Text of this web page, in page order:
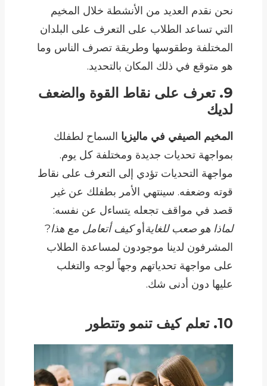
نحن نقدم العديد من الأنشطة خلال المخيم
التي تساعد الطلاب على التعرف على البلدان
المختلفة وطقوسها وطريقة تصرف الناس وما
هو متوقع في ذلك المكان بالتحديد.
9. تعرف على نقاط القوة والضعف
لديك
المخيم الصيفي في ماليزيا السماح لطفلك
بمواجهة تحديات جديدة ومختلفة كل يوم.
مواجهة التحديات تؤدي إلى التعرف على نقاط
قوته وضعفه. سينتهي الأمر بطفلك عن غير
قصد في مواقف تجعله يتساءل عن نفسه:
لماذا هو صعب للغايةأوكيف أتعامل مع هذا?
المشرفون لدينا موجودون لمساعدة الطلاب
على مواجهة تحدياتهم وجهاً لوجه والتغلب
عليها دون أدنى شك.
10. تعلم كيف تنمو وتتطور